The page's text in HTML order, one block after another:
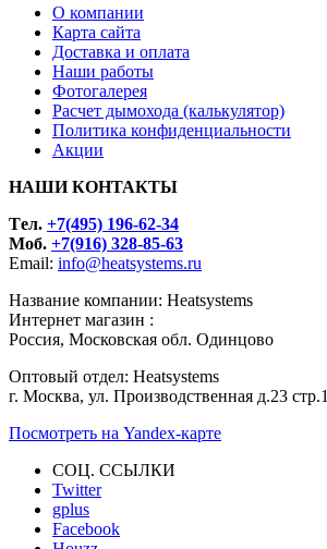
О компании
Карта сайта
Доставка и оплата
Наши работы
Фотогалерея
Расчет дымохода (калькулятор)
Политика конфиденциальности
Акции
НАШИ КОНТАКТЫ
Tел. +7(495) 196-62-34
Моб. +7(916) 328-85-63
Email: info@heatsystems.ru
Название компании: Heatsystems
Интернет магазин :
Россия, Московская обл. Одинцово
Оптовый отдел: Heatsystems
г. Москва, ул. Производственная д.23 стр.1
Посмотреть на Yandex-карте
СОЦ. ССЫЛКИ
Twitter
gplus
Facebook